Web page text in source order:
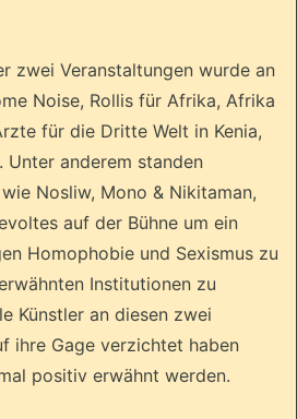
zwei Veranstaltungen wurde an
Noise, Rollis für Afrika, Afrika
für die Dritte Welt in Kenia,
Unter anderem standen
Nosliw, Mono & Nikitaman,
auf der Bühne um ein
Homophobie und Sexismus zu
Institutionen zu
Künstler an diesen zwei
ihre Gage verzichtet haben
positiv erwähnt werden.